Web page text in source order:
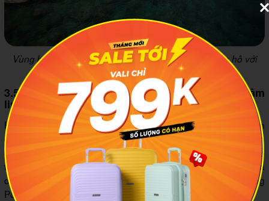
Vùng biển tại Quần đảo Thổ Chu có hơn 99 loài san hô với
màu sắc rạng rỡ
3.5 Ghé thăm các di tích và những điểm đến tâm
linh
Không chỉ sở hữu thiên nhiên trong trẻo và mát lành, tại Quần
đảo Thổ Chu còn có những điểm đến văn hóa, lịch sử, tôn
giáo thu hút các bạn trẻ. Bạn có thể tìm đến Đền Thổ Chu để
tìm hiểu về một thời biến cố đầy đau thương và bi thảm của
dân tộc ta trong cuộc kháng chiến chống lại chế độ diệt chủng
Pôn Pốt (Khmer Đỏ).